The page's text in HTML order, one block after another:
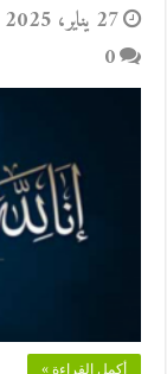
27 يناير، 2025
0
أكمل القراءة »